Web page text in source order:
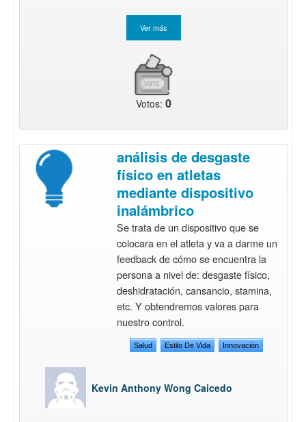
Votos: 0
análisis de desgaste
físico en atletas
mediante dispositivo
inalámbrico
Se trata de un dispositivo que se
colocara en el atleta y va a darme un
feedback de cómo se encuentra la
persona a nivel de: desgaste físico,
deshidratación, cansancio, stamina,
etc. Y obtendremos valores para
nuestro control.
Salud Estilo De Vida Innovación
Kevin Anthony Wong Caicedo